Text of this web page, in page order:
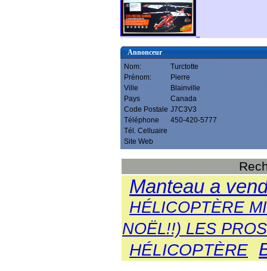
Annonceur
Nom:
Turctotte
Prénom:
Pierre
Ville
Blainville
Pays
Canada
Code Postale J7C3V3
Téléphone
450-420-5777
Tél. Celluaire
Site Web
Manteau a
HÉLICOPTÈRE
NOËL!!) LES
HÉLICOPTÈRE